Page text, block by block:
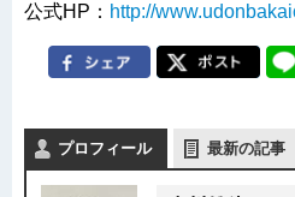
公式HP： http://
プロフィール 最新の記事